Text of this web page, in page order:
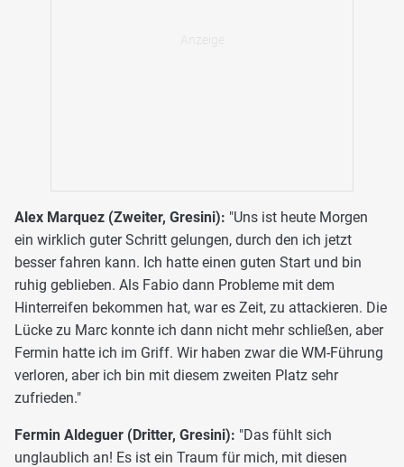
Alex Marquez (Zweiter, Gresini): "Uns ist heute Morgen
ein wirklich guter Schritt gelungen, durch den ich jetzt
besser fahren kann. Ich hatte einen guten Start und bin
ruhig geblieben. Als Fabio dann Probleme mit dem
Hinterreifen bekommen hat, war es Zeit, zu attackieren. Die
Lücke zu Marc konnte ich dann nicht mehr schließen, aber
Fermin hatte ich im Griff. Wir haben zwar die WM-Führung
verloren, aber ich bin mit diesem zweiten Platz sehr
zufrieden."
Fermin Aldeguer (Dritter, Gresini): "Das fühlt sich
unglaublich an! Es ist ein Traum für mich, mit diesen